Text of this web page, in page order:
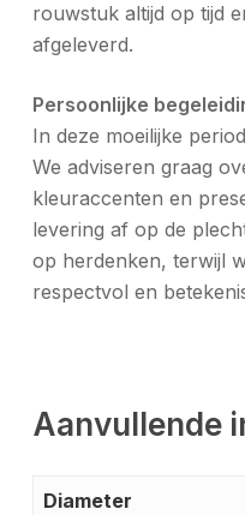
rouwstuk altijd op tijd
afgeleverd.
Persoonlijke
In deze moeilijke
We adviseren graag
kleuraccenten en
levering af op de
op herdenken, terwijl
respectvol en
Aanvullende
Diameter